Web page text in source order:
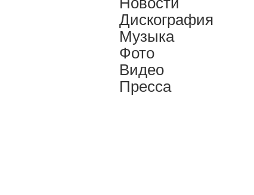
Дискография
Музыка
Фото
Видео
Пресса